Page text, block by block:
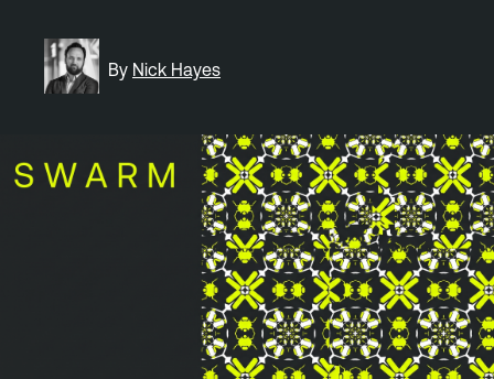
By Nick Hayes